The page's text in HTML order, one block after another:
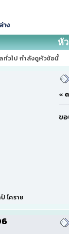
าง
หัว
ทั่วไป กำลังดูหัวข้อนี้
โคราช
«
ข